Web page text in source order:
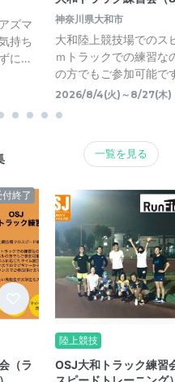
ズマ
持ち
に…
神奈川県大和市
大和陸上競技場でのス
ｍトラックでの練習な
の方でもご参加可能で
2026/8/4(火)～8/27(木)
一覧を見る
付終了
（ラ
陸上競技
OSJ大和トラック練習